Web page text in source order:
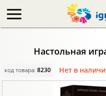
Настольная
код товара:8230 Нет в